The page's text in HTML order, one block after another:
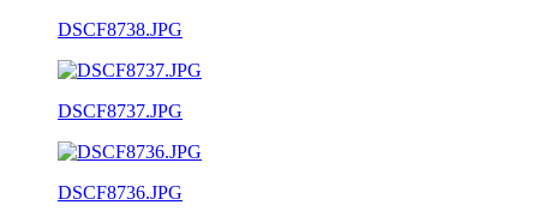
DSCF8738.JPG
DSCF8737.JPG
DSCF8736.JPG